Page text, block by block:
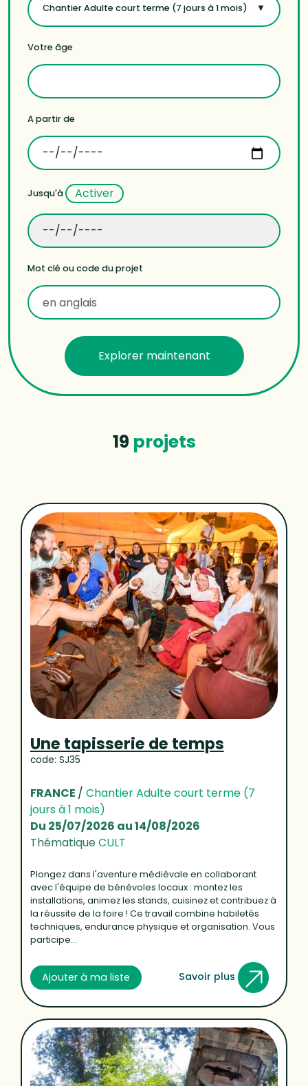
Chantier Adulte court terme (7 jours à 1 mois)
Votre âge
A partir de
Jusqu'à Activer
Mot clé ou code du projet
Explorer maintenant
19 projets
Une tapisserie de temps
code: SJ35
FRANCE / Chantier Adulte court terme (7
jours à 1 mois)
Du 25/07/2026 au 14/08/2026
ThématiqueCULT
Plongez dans l'aventure médiévale en collaborant
avec l'équipe de bénévoles locaux : montez les
installations, animez les stands, cuisinez et contribuez à
la réussite de la foire ! Ce travail combine habiletés
techniques, endurance physique et organisation. Vous
participe...
Ajouter à ma liste Savoir plus